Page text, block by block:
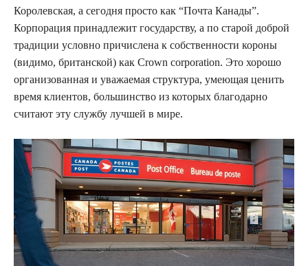
Королевская, а сегодня просто как “Почта Канады”.
Корпорация принадлежит государству, а по старой доброй
традиции условно причислена к собственности короны
(видимо, британской) как Crown corporation. Это хорошо
организованная и уважаемая структура, умеющая ценить
время клиентов, большинство из которых благодарно
считают эту службу лучшей в мире.